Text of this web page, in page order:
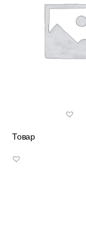
Товар